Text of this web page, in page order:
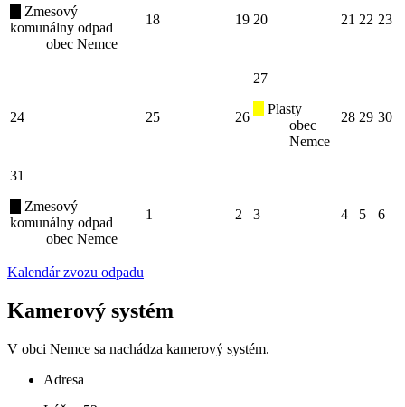
Zmesový
komunálny odpad
obec Nemce
18 19 20 21 22 23
24 25 26
27
Plasty
obec
Nemce
28 29 30
31
Zmesový
komunálny odpad
obec Nemce
1 2 3 4 5 6
Kalendár zvozu odpadu
Kamerový systém
V obci Nemce sa nachádza kamerový systém.
Adresa